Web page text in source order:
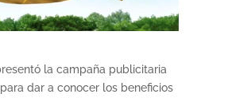
la campaña publicitaria
dar a conocer los beneficios